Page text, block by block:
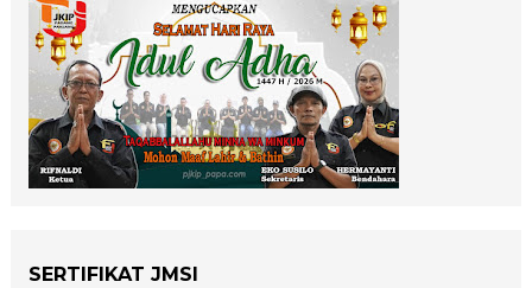
SERTIFIKAT JMSI